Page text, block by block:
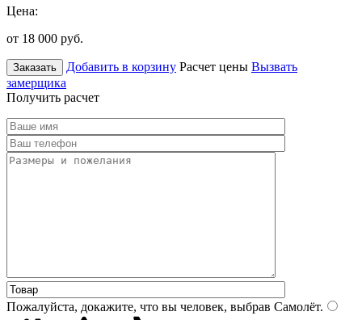
Цена:
от 18 000 руб.
Заказать Добавить в корзину Расчет цены Вызвать
замерщика
Получить расчет
Пожалуйста, докажите, что вы человек, выбрав Самолёт.